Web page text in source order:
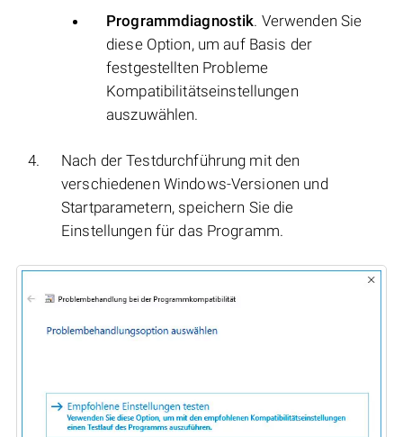
Programmdiagnostik. Verwenden Sie
diese Option, um auf Basis der
festgestellten Probleme
Kompatibilitätseinstellungen
auszuwählen.
Nach der Testdurchführung mit den
verschiedenen Windows-Versionen und
Startparametern, speichern Sie die
Einstellungen für das Programm.